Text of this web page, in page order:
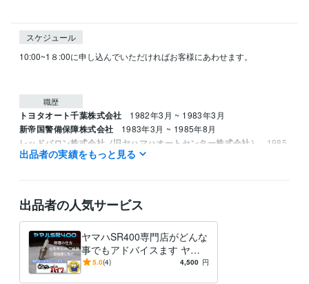
スケジュール
10:00~1８:00に申し込んでいただければお客様にあわせます。
職歴
トヨタオート千葉株式会社 1982年3月 ~ 1983年3月
新帝国警備保障株式会社 1983年3月 ~ 1985年8月
レッドバロン株式会社（旧ヤハマハオートセンター株式会社）
1985
年8月 ~ 1995年8月
資格・検定
ガソリン2級自動車整備士 取得年 : 1983年
普通自動車運転免許 取得年 : 1981年
普通自動二輪免許 取得年 : 1982年
中型自動車第一種運転免許 取得年 : 1980年
二級自動車整備士（ガソリン・ジーゼル・シャシ・二輪）
981年
出品者の実績をもっと見る
出品者の人気サービス
ヤマハSR400専門店がどんな
事でもアドバイスます ヤマ
ハSR400専門店が全面アドバ
5.0(4) 4,500 円